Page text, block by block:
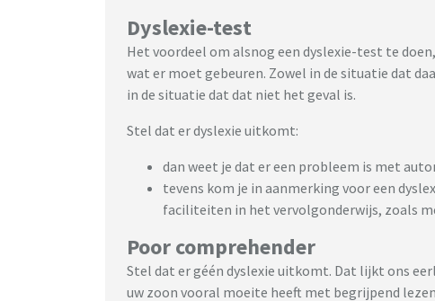
Dyslexie-test
Het voordeel om alsnog een dyslexie-test te
wat er moet gebeuren. Zowel in de situatie dat
in de situatie dat dat niet het geval is.
Stel dat er dyslexie uitkomt:
dan weet je dat er een probleem is met
tevens kom je in aanmerking voor een
faciliteiten in het vervolgonderwijs, zoals
Poor comprehender
Stel dat er géén dyslexie uitkomt. Dat lijkt ons
uw zoon vooral moeite heeft met begrijpend